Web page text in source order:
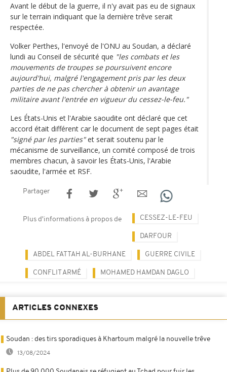
Avant le début de la guerre, il n'y avait pas eu de signaux
sur le terrain indiquant que la dernière trêve serait
respectée.
Volker Perthes, l'envoyé de l'ONU au Soudan, a déclaré
lundi au Conseil de sécurité que "les combats et les
mouvements de troupes se poursuivent encore
aujourd'hui, malgré l'engagement pris par les deux
parties de ne pas chercher à obtenir un avantage
militaire avant l'entrée en vigueur du cessez-le-feu."
Les États-Unis et l'Arabie saoudite ont déclaré que cet
accord était différent car le document de sept pages était
"signé par les parties"et serait soutenu par le
mécanisme de surveillance, un comité composé de trois
membres chacun, à savoir les États-Unis, l'Arabie
saoudite, l'armée et RSF.
Partager
Plus d'informations à propos de CESSEZ-LE-FEU
DARFOUR
ABDEL FATTAH AL-BURHANE GUERRE CIVILE
CONFLIT ARMÉ MOHAMED HAMDAN DAGLO
ARTICLES CONNEXES
Soudan : des tirs sporadiques à Khartoum malgré la nouvelle trêve
13/08/2024